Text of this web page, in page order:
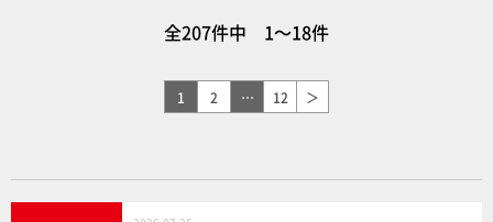
様）塗装見本なども展示！ S
型）」、「ゴモラ」巨大ガレ
ター物語』「SWS」「オリエ
ントヒーローズ」】
展示など／ホビーラウンド31
カーズフィオーレ」「キャラ
全207件中 1～18件
1 2 … 12 ＞